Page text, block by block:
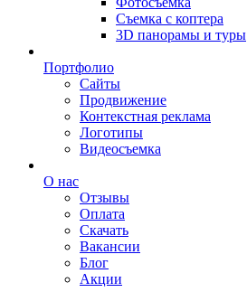
Съемка с коптера
3D панорамы и туры
Портфолио
Сайты
Продвижение
Контекстная реклама
Логотипы
Видеосъемка
О нас
Отзывы
Оплата
Скачать
Вакансии
Блог
Акции